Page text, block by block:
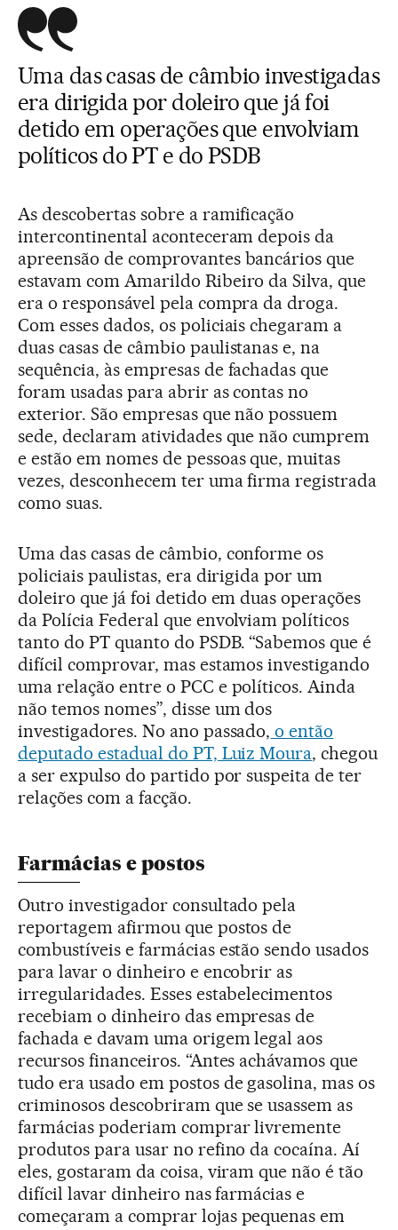
Uma das casas de câmbio investigadas
era dirigida por doleiro que já foi
detido em operações que envolviam
políticos do PT e do PSDB
As descobertas sobre a ramificação
intercontinental aconteceram depois da
apreensão de comprovantes bancários que
estavam com Amarildo Ribeiro da Silva, que
era o responsável pela compra da droga.
Com esses dados, os policiais chegaram a
duas casas de câmbio paulistanas e, na
sequência, às empresas de fachadas que
foram usadas para abrir as contas no
exterior. São empresas que não possuem
sede, declaram atividades que não cumprem
e estão em nomes de pessoas que, muitas
vezes, desconhecem ter uma firma registrada
como suas.
Uma das casas de câmbio, conforme os
policiais paulistas, era dirigida por um
doleiro que já foi detido em duas operações
da Polícia Federal que envolviam políticos
tanto do PT quanto do PSDB. “Sabemos que é
difícil comprovar, mas estamos investigando
uma relação entre o PCC e políticos. Ainda
não temos nomes”, disse um dos
investigadores. No ano passado, o então
deputado estadual do PT, Luiz Moura, chegou
a ser expulso do partido por suspeita de ter
relações com a facção.
Farmácias e postos
Outro investigador consultado pela
reportagem afirmou que postos de
combustíveis e farmácias estão sendo usados
para lavar o dinheiro e encobrir as
irregularidades. Esses estabelecimentos
recebiam o dinheiro das empresas de
fachada e davam uma origem legal aos
recursos financeiros. “Antes achávamos que
tudo era usado em postos de gasolina, mas os
criminosos descobriram que se usassem as
farmácias poderiam comprar livremente
produtos para usar no refino da cocaína. Aí
eles, gostaram da coisa, viram que não é tão
difícil lavar dinheiro nas farmácias e
começaram a comprar lojas pequenas em